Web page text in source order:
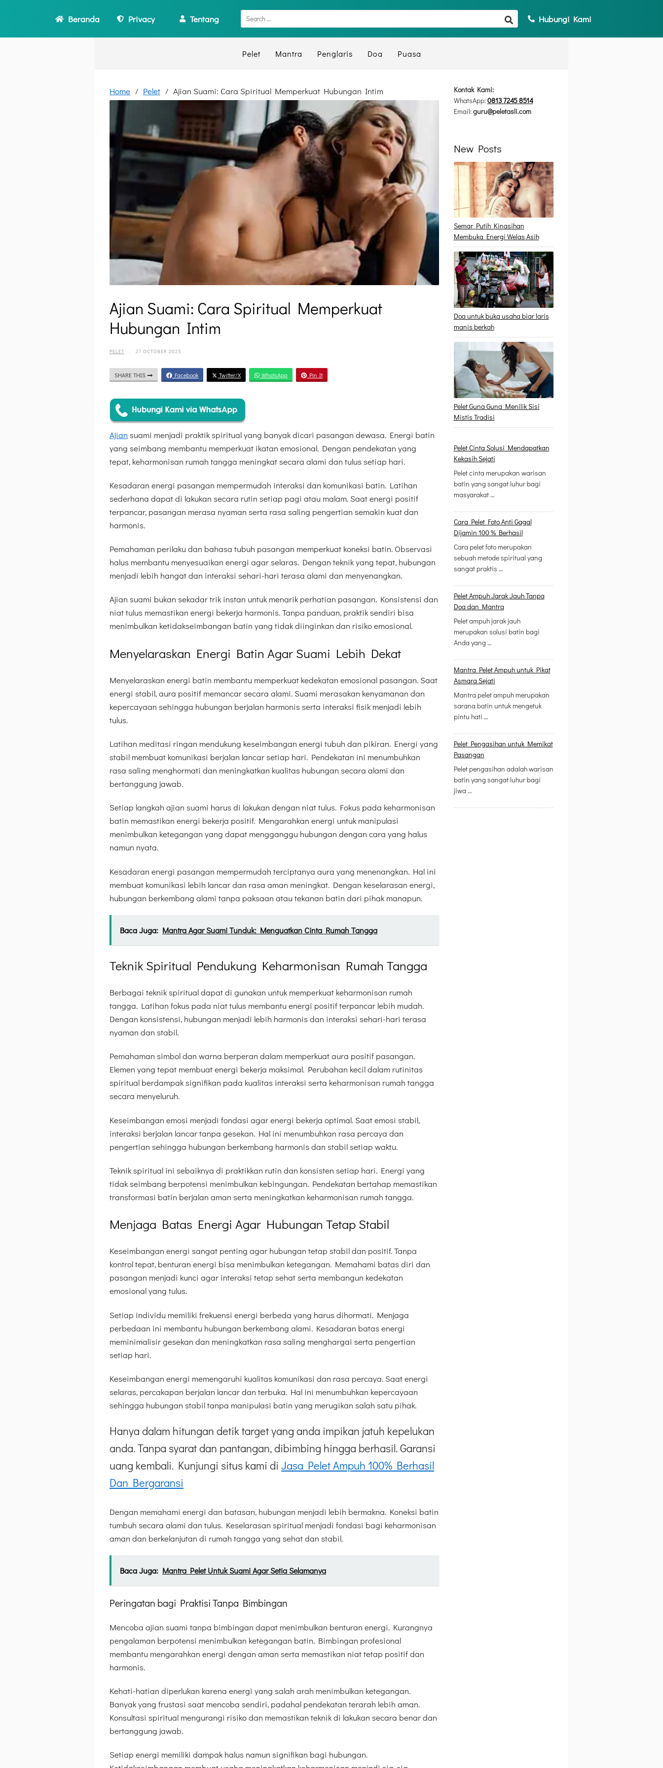
Beranda Privacy Tentang Hubungi Kami
Pelet Mantra Penglaris Doa Puasa
Home Pelet Ajian Suami: Cara Spiritual Memperkuat Hubungan Intim
Ajian Suami: Cara Spiritual Memperkuat
Hubungan Intim
PELET · 27 OCTOBER 2025
SHARE THIS Facebook Twitter/X WhatsApp Pin It
Ajian suami menjadi praktik spiritual yang banyak dicari pasangan dewasa. Energi batin
yang seimbang membantu memperkuat ikatan emosional. Dengan pendekatan yang
tepat, keharmonisan rumah tangga meningkat secara alami dan tulus setiap hari.
Kesadaran energi pasangan mempermudah interaksi dan komunikasi batin. Latihan
sederhana dapat di lakukan secara rutin setiap pagi atau malam. Saat energi positif
terpancar, pasangan merasa nyaman serta rasa saling pengertian semakin kuat dan
harmonis.
Pemahaman perilaku dan bahasa tubuh pasangan memperkuat koneksi batin. Observasi
halus membantu menyesuaikan energi agar selaras. Dengan teknik yang tepat, hubungan
menjadi lebih hangat dan interaksi sehari-hari terasa alami dan menyenangkan.
Ajian suami bukan sekadar trik instan untuk menarik perhatian pasangan. Konsistensi dan
niat tulus memastikan energi bekerja harmonis. Tanpa panduan, praktik sendiri bisa
menimbulkan ketidakseimbangan batin yang tidak diinginkan dan risiko emosional.
Menyelaraskan Energi Batin Agar Suami Lebih Dekat
Menyelaraskan energi batin membantu memperkuat kedekatan emosional pasangan. Saat
energi stabil, aura positif memancar secara alami. Suami merasakan kenyamanan dan
kepercayaan sehingga hubungan berjalan harmonis serta interaksi fisik menjadi lebih
tulus.
Latihan meditasi ringan mendukung keseimbangan energi tubuh dan pikiran. Energi yang
stabil membuat komunikasi berjalan lancar setiap hari. Pendekatan ini menumbuhkan
rasa saling menghormati dan meningkatkan kualitas hubungan secara alami dan
bertanggung jawab.
Setiap langkah ajian suami harus di lakukan dengan niat tulus. Fokus pada keharmonisan
batin memastikan energi bekerja positif. Mengarahkan energi untuk manipulasi
menimbulkan ketegangan yang dapat mengganggu hubungan dengan cara yang halus
namun nyata.
Kesadaran energi pasangan mempermudah terciptanya aura yang menenangkan. Hal ini
membuat komunikasi lebih lancar dan rasa aman meningkat. Dengan keselarasan energi,
hubungan berkembang alami tanpa paksaan atau tekanan batin dari pihak manapun.
Baca Juga: Mantra Agar Suami Tunduk: Menguatkan Cinta Rumah Tangga
Teknik Spiritual Pendukung Keharmonisan Rumah Tangga
Berbagai teknik spiritual dapat di gunakan untuk memperkuat keharmonisan rumah
tangga. Latihan fokus pada niat tulus membantu energi positif terpancar lebih mudah.
Dengan konsistensi, hubungan menjadi lebih harmonis dan interaksi sehari-hari terasa
nyaman dan stabil.
Pemahaman simbol dan warna berperan dalam memperkuat aura positif pasangan.
Elemen yang tepat membuat energi bekerja maksimal. Perubahan kecil dalam rutinitas
spiritual berdampak signifikan pada kualitas interaksi serta keharmonisan rumah tangga
secara menyeluruh.
Keseimbangan emosi menjadi fondasi agar energi bekerja optimal. Saat emosi stabil,
interaksi berjalan lancar tanpa gesekan. Hal ini menumbuhkan rasa percaya dan
pengertian sehingga hubungan berkembang harmonis dan stabil setiap waktu.
Teknik spiritual ini sebaiknya di praktikkan rutin dan konsisten setiap hari. Energi yang
tidak seimbang berpotensi menimbulkan kebingungan. Pendekatan bertahap memastikan
transformasi batin berjalan aman serta meningkatkan keharmonisan rumah tangga.
Menjaga Batas Energi Agar Hubungan Tetap Stabil
Keseimbangan energi sangat penting agar hubungan tetap stabil dan positif. Tanpa
kontrol tepat, benturan energi bisa menimbulkan ketegangan. Memahami batas diri dan
pasangan menjadi kunci agar interaksi tetap sehat serta membangun kedekatan
emosional yang tulus.
Setiap individu memiliki frekuensi energi berbeda yang harus dihormati. Menjaga
perbedaan ini membantu hubungan berkembang alami. Kesadaran batas energi
meminimalisir gesekan dan meningkatkan rasa saling menghargai serta pengertian
setiap hari.
Keseimbangan energi memengaruhi kualitas komunikasi dan rasa percaya. Saat energi
selaras, percakapan berjalan lancar dan terbuka. Hal ini menumbuhkan kepercayaan
sehingga hubungan stabil tanpa manipulasi batin yang merugikan salah satu pihak.
Hanya dalam hitungan detik target yang anda impikan jatuh kepelukan
anda. Tanpa syarat dan pantangan, dibimbing hingga berhasil. Garansi
uang kembali. Kunjungi situs kami di Jasa Pelet Ampuh 100% Berhasil
Dan Bergaransi
Dengan memahami energi dan batasan, hubungan menjadi lebih bermakna. Koneksi batin
tumbuh secara alami dan tulus. Keselarasan spiritual menjadi fondasi bagi keharmonisan
aman dan berkelanjutan di rumah tangga yang sehat dan stabil.
Baca Juga: Mantra Pelet Untuk Suami Agar Setia Selamanya
Peringatan bagi Praktisi Tanpa Bimbingan
Mencoba ajian suami tanpa bimbingan dapat menimbulkan benturan energi. Kurangnya
pengalaman berpotensi menimbulkan ketegangan batin. Bimbingan profesional
membantu mengarahkan energi dengan aman serta memastikan niat tetap positif dan
harmonis.
Kehati-hatian diperlukan karena energi yang salah arah menimbulkan ketegangan.
Banyak yang frustasi saat mencoba sendiri, padahal pendekatan terarah lebih aman.
Konsultasi spiritual mengurangi risiko dan memastikan teknik di lakukan secara benar dan
bertanggung jawab.
Setiap energi memiliki dampak halus namun signifikan bagi hubungan.
Kontak Kami:
WhatsApp:0813 7245 8514
Email:guru@peletasli.com
New Posts
Semar Putih Kinasihan
Membuka Energi Welas Asih
Doa untuk buka usaha biar laris
manis berkah
Pelet Guna Guna Menilik Sisi
Mistis Tradisi
Pelet Cinta Solusi Mendapatkan
Kekasih Sejati
Pelet cinta merupakan warisan
batin yang sangat luhur bagi
masyarakat …
Cara Pelet Foto Anti Gagal
Dijamin 100 % Berhasil
Cara pelet foto merupakan
sebuah metode spiritual yang
sangat praktis …
Pelet Ampuh Jarak Jauh Tanpa
Doa dan Mantra
Pelet ampuh jarak jauh
merupakan solusi batin bagi
Anda yang …
Mantra Pelet Ampuh untuk Pikat
Asmara Sejati
Mantra pelet ampuh merupakan
sarana batin untuk mengetuk
pintu hati …
Pelet Pengasihan untuk Memikat
Pasangan
Pelet pengasihan adalah warisan
batin yang sangat luhur bagi
jiwa …